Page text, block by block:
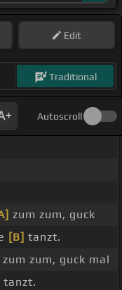
Edit
Traditional
Autoscroll
zum zum, guck
[B] tanzt.
zum zum, guck mal
tanzt.